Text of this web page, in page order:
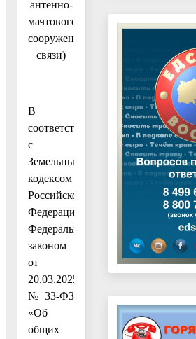
антенно-
мачтового
сооружения
связи)
В
соответствии
с
Земельным
кодексом
Российской
Федерации,
Федеральным
законом
от
20.03.2025
№ 33-ФЗ
«Об
общих